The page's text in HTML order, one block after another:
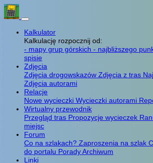
Kalkulator
Kalkulację rozpocznij od:
- mapy grup górskich - najbliższego
spisie
Zdjęcia
Zdjęcia drogowskazów Zdjęcia z tras
Zdjęcia autorami
Relacje
Nowe wycieczki Wycieczki autorami
Wirtualny przewodnik
Przegląd tras Propozycje wycieczek
miejsc
Forum
Co na szlakach? Zaproszenia na szlak
do portalu PoradyArchiwum
Linki